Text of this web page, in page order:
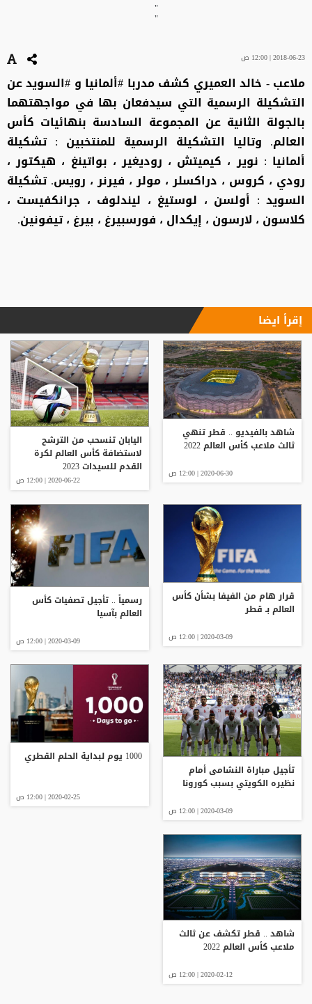
"
"
2018-06-23 | 12:00 ص
ملاعب - خالد العميري كشف مدربا #ألمانيا و #السويد عن
التشكيلة الرسمية التي سيدفعان بها في مواجهتهما
بالجولة الثانية عن المجموعة السادسة بنهائيات كأس
العالم. وتاليا التشكيلة الرسمية للمنتخبين : ‏تشكيلة
ألمانيا : نوير ، كيميتش ، روديغير ، بواتينغ ، هيكتور ،
رودي ، كروس ، دراكسلر ، مولر ، فيرنر ، رويس. ‏تشكيلة
السويد : أولسن ، لوستيغ ، ليندلوف ، جرانكفيست ،
كلاسون ، لارسون ، إيكدال ، فورسبيرغ ، بيرغ ، تيفونين.
إقرأ ايضا
شاهد بالفيديو .. قطر تنهي
ثالث ملاعب كأس العالم 2022
2020-06-30 | 12:00 ص
اليابان تنسحب من الترشح
لاستضافة كأس العالم لكرة
القدم للسيدات 2023
2020-06-22 | 12:00 ص
قرار هام من الفيفا بشأن كأس
العالم بـ قطر
2020-03-09 | 12:00 ص
رسمياً .. تأجيل تصفيات كأس
العالم بآسيا
2020-03-09 | 12:00 ص
تأجيل مباراة النشامى أمام
نظيره الكويتي بسبب كورونا
2020-03-09 | 12:00 ص
1000 يوم لبداية الحلم القطري
2020-02-25 | 12:00 ص
شاهد .. قطر تكشف عن ثالث
ملاعب كأس العالم 2022
2020-02-12 | 12:00 ص